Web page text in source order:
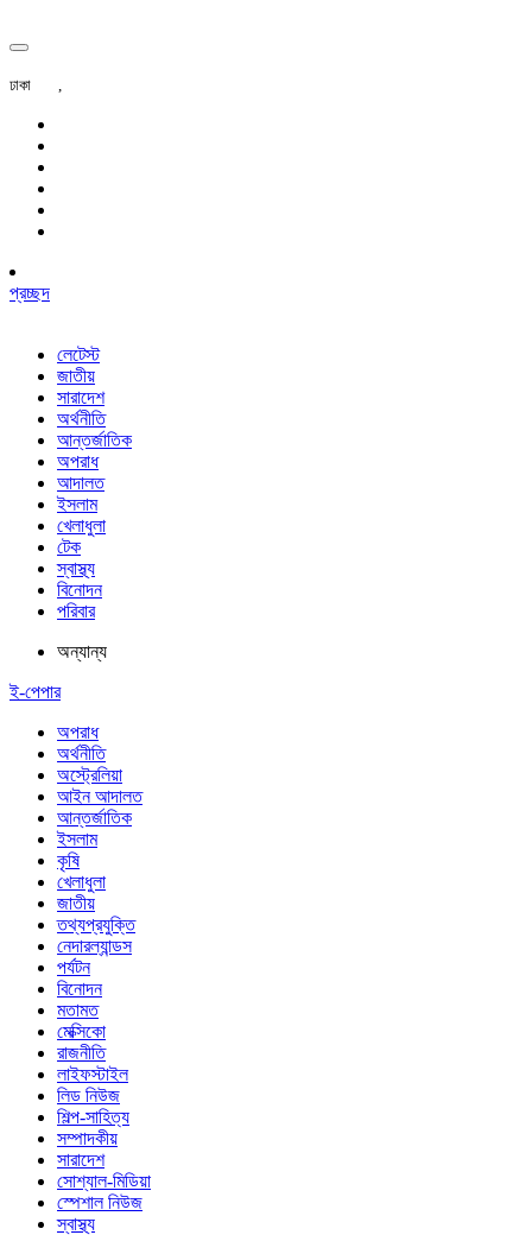
ঢাকা ,
প্রচ্ছদ
লেটেস্ট
জাতীয়
সারাদেশ
অর্থনীতি
আন্তর্জাতিক
অপরাধ
আদালত
ইসলাম
খেলাধুলা
টেক
স্বাস্থ্য
বিনোদন
পরিবার
অন্যান্য
ই-পেপার
অপরাধ
অর্থনীতি
অস্ট্রেলিয়া
আইন আদালত
আন্তর্জাতিক
ইসলাম
কৃষি
খেলাধুলা
জাতীয়
তথ্যপ্রযুক্তি
নেদারল্যান্ডস
পর্যটন
বিনোদন
মতামত
মেক্সিকো
রাজনীতি
লাইফস্টাইল
লিড নিউজ
শিল্প-সাহিত্য
সম্পাদকীয়
সারাদেশ
সোশ্যাল-মিডিয়া
স্পেশাল নিউজ
স্বাস্থ্য